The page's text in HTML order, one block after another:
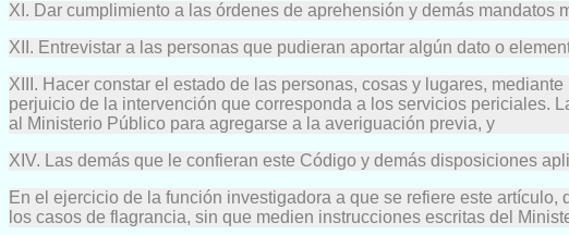
XI. Dar cumplimiento a las órdenes de aprehensión y demás mandatos
XII. Entrevistar a las personas que pudieran aportar algún dato o
XIII. Hacer constar el estado de las personas, cosas y lugares,
perjuicio de la intervención que corresponda a los servicios periciales.
al Ministerio Público para agregarse a la averiguación previa, y
XIV. Las demás que le confieran este Código y demás disposiciones
En el ejercicio de la función investigadora a que se refiere este
los casos de flagrancia, sin que medien instrucciones escritas del